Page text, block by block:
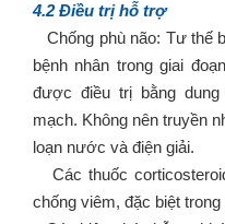
4.2 Điều trị hỗ trợ
Chống phù não: Tư thế
bệnh nhân trong giai
được điều trị bằng
mạch. Không nên truyền
loạn nước và điện giải.
Các thuốc
chống viêm, đặc biệt